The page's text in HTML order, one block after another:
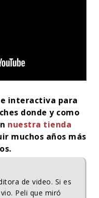
interactiva para
donde y como
nuestra tienda
muchos años más
de video. Si es
Peli que miró